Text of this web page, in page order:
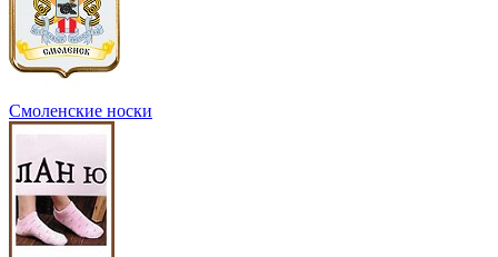
Смоленские носки